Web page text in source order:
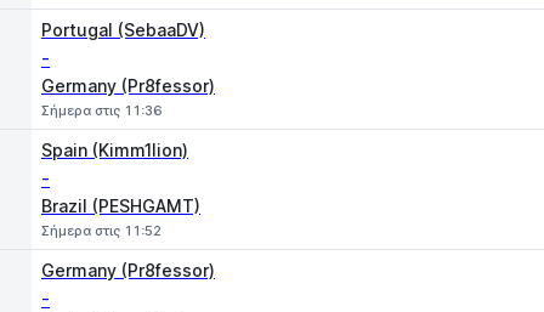
Portugal (SebaaDV)
-
Germany (Pr8fessor)
Σήμερα στις 11:36
Spain (Kimm1lion)
-
Brazil (PESHGAMT)
Σήμερα στις 11:52
Germany (Pr8fessor)
-